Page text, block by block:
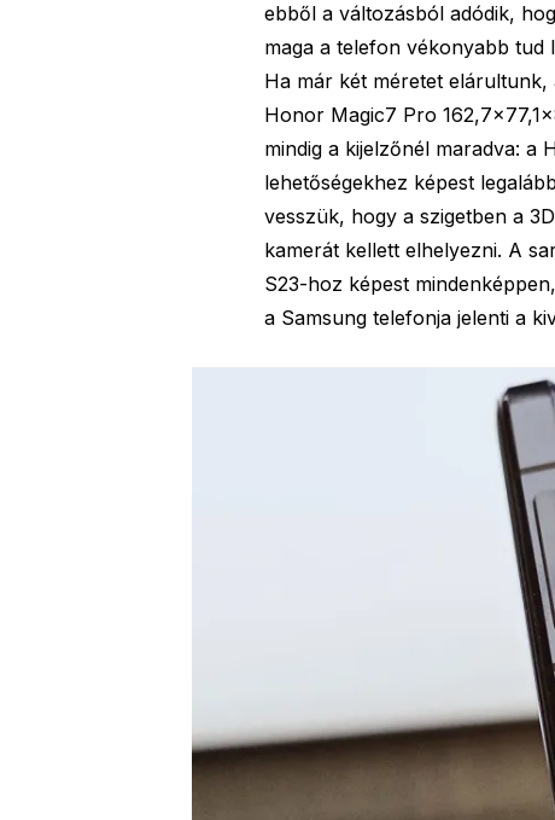
ebből a változásból adódik,
maga a telefon vékonyabb tud
Ha már két méretet elárultunk,
Honor Magic7 Pro
mindig a kijelzőnél maradva: a
lehetőségekhez képest
vesszük, hogy a szigetben a
kamerát kellett elhelyezni. A
S23-hoz képest
a Samsung telefonja jelenti a